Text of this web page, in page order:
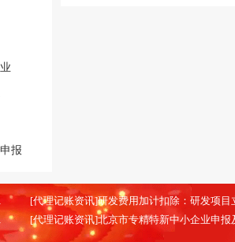
报
料？ (2026-02-13)
的通告 (2025-08-28)